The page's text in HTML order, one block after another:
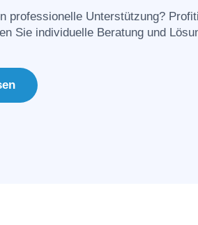
professionelle Unterstützung?
Sie individuelle Beratung und